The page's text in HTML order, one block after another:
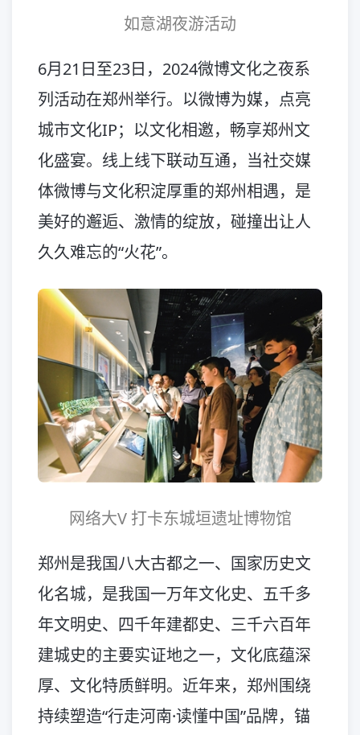
如意湖夜游活动
6月21日至23日，2024微博文化之夜系
列活动在郑州举行。以微博为媒，点亮
城市文化IP；以文化相邀，畅享郑州文
化盛宴。线上线下联动互通，当社交媒
体微博与文化积淀厚重的郑州相遇，是
美好的邂逅、激情的绽放，碰撞出让人
久久难忘的“火花”。
网络大V 打卡东城垣遗址博物馆
郑州是我国八大古都之一、国家历史文
化名城，是我国一万年文化史、五千多
年文明史、四千年建都史、三千六百年
建城史的主要实证地之一，文化底蕴深
厚、文化特质鲜明。近年来，郑州围绕
持续塑造“行走河南·读懂中国”品牌，锚